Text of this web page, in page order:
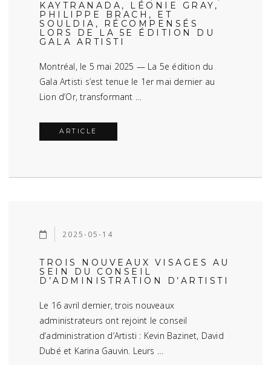
KAYTRANADA, LÉONIE GRAY,
PHILIPPE BRACH, ET
SOULDIA, RÉCOMPENSÉS
LORS DE LA 5E ÉDITION DU
GALA ARTISTI
Montréal, le 5 mai 2025 — La 5e édition du
Gala Artisti s’est tenue le 1er mai dernier au
Lion d’Or, transformant …
ARTICLE
2025-05-14
TROIS NOUVEAUX VISAGES AU
SEIN DU CONSEIL
D’ADMINISTRATION D’ARTISTI
Le 16 avril dernier, trois nouveaux
administrateurs ont rejoint le conseil
d’administration d’Artisti : Kevin Bazinet, David
Dubé et Karina Gauvin. Leurs …